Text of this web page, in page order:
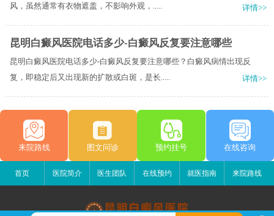
风，虽然通常有衣物遮盖，不影响外观，.....
详情>>
昆明白癜风医院电话多少-白癜风反复要注意哪些
昆明白癜风医院电话多少-白癜风反复要注意哪些？白癜风病情出现反
复，即稳定后又出现新的扩散或白斑，是长.....
详情>>
来院路线 图文问诊 预约挂号 在线咨询
首页 医院简介 医生团队 在线预约 就医指南 来院路线